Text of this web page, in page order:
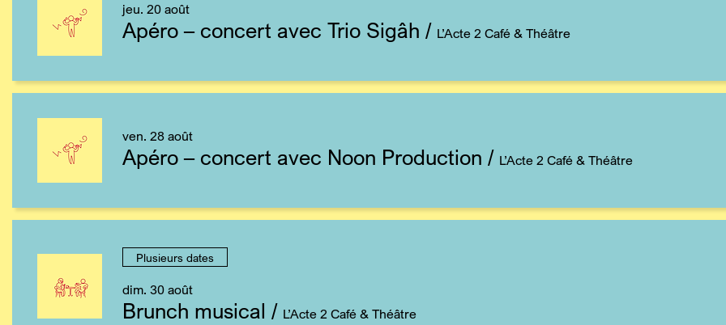
jeu. 20 août
Apéro – concert avec Trio Sigâh / L’Acte 2 Café & Théâtre
ven. 28 août
Apéro – concert avec Noon Production / L’Acte 2 Café & Théâtre
Plusieurs dates
dim. 30 août
Brunch musical / L’Acte 2 Café & Théâtre